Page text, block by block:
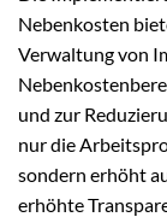
Nebenkosten
Verwaltung von
und zur
nur die
sondern erhöht
erhöhte